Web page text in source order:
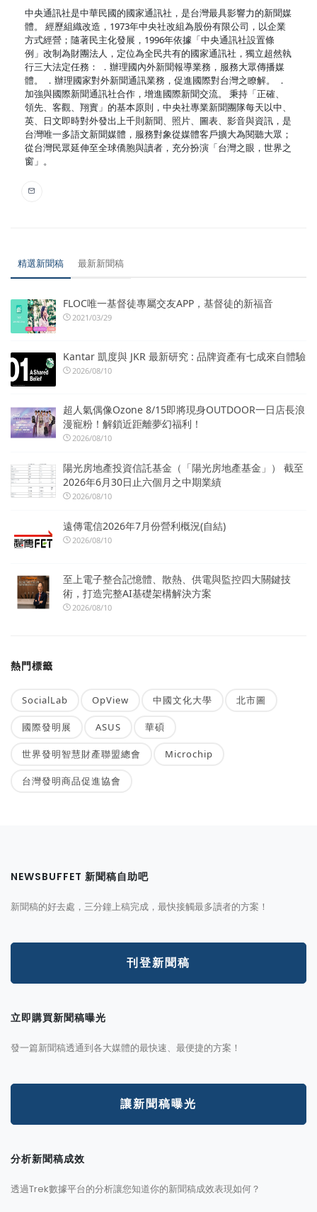
中央通訊社是中華民國的國家通訊社，是台灣最具影響力的新聞媒
體。 經歷組織改造，1973年中央社改組為股份有限公司，以企業
方式經營；隨著民主化發展，1996年依據「中央通訊社設置條
例」改制為財團法人，定位為全民共有的國家通訊社，獨立超然執
行三大法定任務： ．辦理國內外新聞報導業務，服務大眾傳播媒
體。 ．辦理國家對外新聞通訊業務，促進國際對台灣之瞭解。 ．
加強與國際新聞通訊社合作，增進國際新聞交流。 秉持「正確、
領先、客觀、翔實」的基本原則，中央社專業新聞團隊每天以中、
英、日文即時對外發出上千則新聞、照片、圖表、影音與資訊，是
台灣唯一多語文新聞媒體，服務對象從媒體客戶擴大為閱聽大眾；
從台灣民眾延伸至全球僑胞與讀者，充分扮演「台灣之眼，世界之
窗」。
精選新聞稿 最新新聞稿
FLOC唯一基督徒專屬交友APP，基督徒的新福音
2021/03/29
Kantar 凱度與 JKR 最新研究 : 品牌資產有七成來自體驗
2026/08/10
超人氣偶像Ozone 8/15即將現身OUTDOOR一日店長浪
漫寵粉！解鎖近距離夢幻福利！
2026/08/10
陽光房地產投資信託基金（「陽光房地產基金」） 截至
2026年6月30日止六個月之中期業績
2026/08/10
遠傳電信2026年7月份營利概況(自結)
2026/08/10
至上電子整合記憶體、散熱、供電與監控四大關鍵技
術，打造完整AI基礎架構解決方案
2026/08/10
熱門標籤
SocialLab OpView 中國文化大學 北市圖
國際發明展 ASUS 華碩
世界發明智慧財產聯盟總會 Microchip
台灣發明商品促進協會
NEWSBUFFET 新聞稿自助吧
新聞稿的好去處，三分鐘上稿完成，最快接觸最多讀者的方案！
刊登新聞稿
立即購買新聞稿曝光
發一篇新聞稿透通到各大媒體的最快速、最便捷的方案！
讓新聞稿曝光
分析新聞稿成效
透過Trek數據平台的分析讓您知道你的新聞稿成效表現如何？